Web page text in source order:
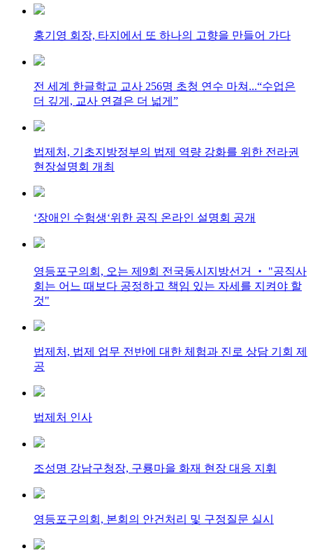
홍기영 회장, 타지에서 또 하나의 고향을 만들어 가다
전 세계 한글학교 교사 256명 초청 연수 마쳐...“수업은
더 깊게, 교사 연결은 더 넓게”
법제처, 기초지방정부의 법제 역량 강화를 위한 전라권
현장설명회 개최
‘장애인 수험생‘위한 공직 온라인 설명회 공개
영등포구의회, 오는 제9회 전국동시지방선거 ‧ "공직사
회는 어느 때보다 공정하고 책임 있는 자세를 지켜야 할
것"
법제처, 법제 업무 전반에 대한 체험과 진로 상담 기회 제
공
법제처 인사
조성명 강남구청장, 구룡마을 화재 현장 대응 지휘
영등포구의회, 본회의 안건처리 및 구정질문 실시